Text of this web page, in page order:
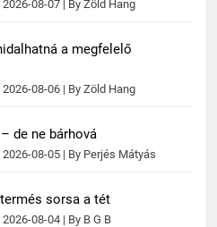
2026-08-07 By Zöld Hang
a megfelelő
2026-08-06 By Zöld Hang
de ne bárhová
2026-08-05 By Perjés Mátyás
sorsa a tét
2026-08-04 By B G B